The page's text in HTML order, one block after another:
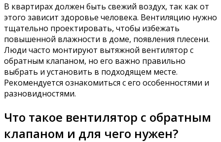
В квартирах должен быть свежий воздух, так как от
этого зависит здоровье человека. Вентиляцию нужно
тщательно проектировать, чтобы избежать
повышенной влажности в доме, появления плесени.
Люди часто монтируют вытяжной вентилятор с
обратным клапаном, но его важно правильно
выбрать и установить в подходящем месте.
Рекомендуется ознакомиться с его особенностями и
разновидностями.
Что такое вентилятор с обратным
клапаном и для чего нужен?